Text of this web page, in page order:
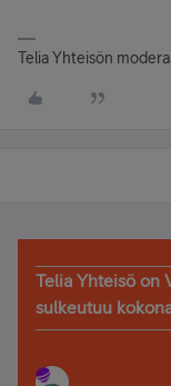
Telia Yhteisön
Telia Yhteisö on
sulkeutuu